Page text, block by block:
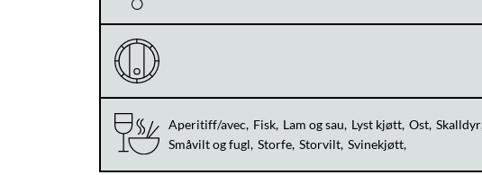
Aperitiff/avec Fisk Lam og sau Lyst kjøtt Ost Skalldyr
Småvilt og fugl Storfe Storvilt Svinekjøtt